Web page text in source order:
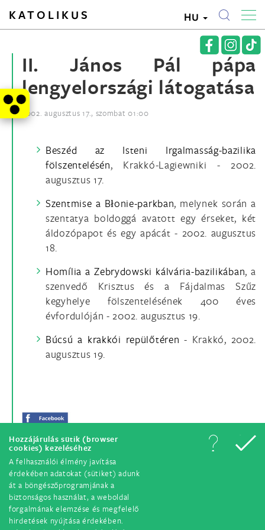
Hozzájárulás sütik (browser
cookies) kezeléséhez
A felhasználói élmény javítása
érdekében adatokat (sütiket) adunk
át a böngészőprogramjának a
biztonságos használat, a weboldal
forgalmának elemzése és megfelelő
hirdetések nyújtása érdekében.
KATOLIKUS HU
II. János Pál pápa
lengyelországi látogatása
2002. augusztus 17., szombat 01:00
Beszéd az Isteni Irgalmasság-bazilika
fölszentelésén, Krakkó-Lagiewniki - 2002.
augusztus 17.
Szentmise a Błonie-parkban, melynek során a
szentatya boldoggá avatott egy érseket, két
áldozópapot és egy apácát - 2002. augusztus
18.
Homília a Zebrydowski kálvária-bazilikában, a
szenvedő Krisztus és a Fájdalmas Szűz
kegyhelye fölszentelésének 400 éves
évfordulóján - 2002. augusztus 19.
Búcsú a krakkói repülőtéren - Krakkó, 2002.
augusztus 19.
© Minden jog fenntartva. 2018.